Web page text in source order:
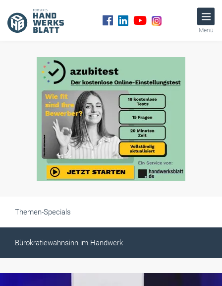
Menü
Themen-Specials
Bürokratiewahnsinn im Handwerk